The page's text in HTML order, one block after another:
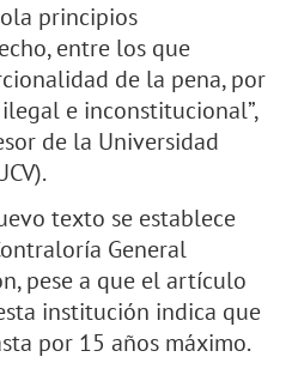
principios
entre los que
de la pena, por
e inconstitucional”,
de la Universidad
texto se establece
General
pese a que el artículo
institución indica que
por 15 años máximo.